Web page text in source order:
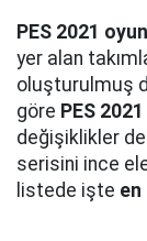
PES 2021
yer alan
oluşturulmuş
göre PES
değişiklikler de
serisini ince
listede işte en